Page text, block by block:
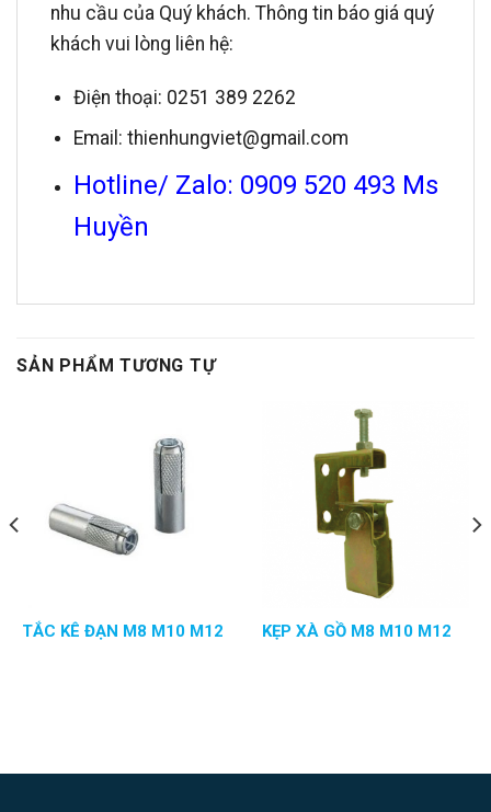
nhu cầu của Quý khách. Thông tin báo giá quý
khách vui lòng liên hệ:
Điện thoại: 0251 389 2262
Email: thienhungviet@gmail.com
Hotline/ Zalo: 0909 520 493 Ms
Huyền
SẢN PHẨM TƯƠNG TỰ
TẮC KÊ ĐẠN M8 M10 M12 KẸP XÀ GỒ M8 M10 M12